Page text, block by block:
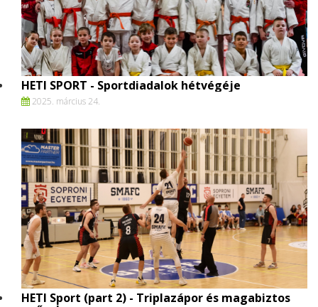
HETI SPORT - Sportdiadalok hétvégéje
2025. március 24.
HETI Sport (part 2) - Triplazápor és magabiztos